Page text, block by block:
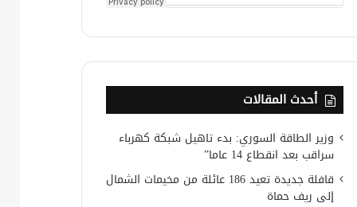
أحدث المقالات
وزير الطاقة السوري: بدء تاهيل شبكة كهرباء
سراقب بعد انقطاع 14 عاما”
قافلة جديدة تعيد 186 عائلة من مخيمات الشمال
إلى ريف حماة